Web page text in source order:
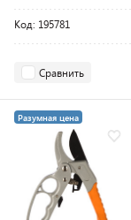
Код: 195781
Сравнить
Разумная цена